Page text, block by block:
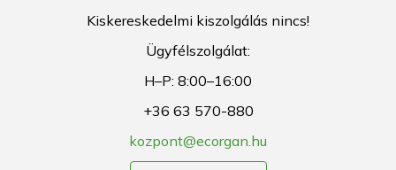
Kiskereskedelmi kiszolgálás nincs!
Ügyfélszolgálat:
H–P: 8:00–16:00
+36 63 570-880
kozpont@ecorgan.hu